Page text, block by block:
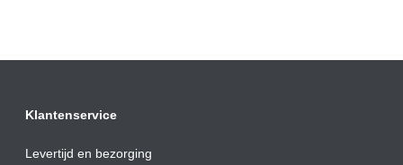
Klantenservice
Levertijd en bezorging